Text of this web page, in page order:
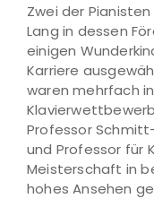
Zwei der
Lang in dessen
einigen
Karriere
waren mehrfach
Professor
und Professor für
Meisterschaft in
hohes Ansehen